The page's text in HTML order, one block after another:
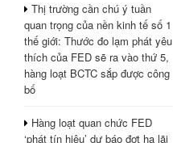
Thị trường cần chú ý tuần
quan trọng của nền kinh tế số 1
thế giới: Thước đo lạm phát yêu
thích của FED sẽ ra vào thứ 5,
hàng loạt BCTC sắp được công
bố
Hàng loạt quan chức FED
‘phát tín hiệu’ dự báo đợt hạ lãi